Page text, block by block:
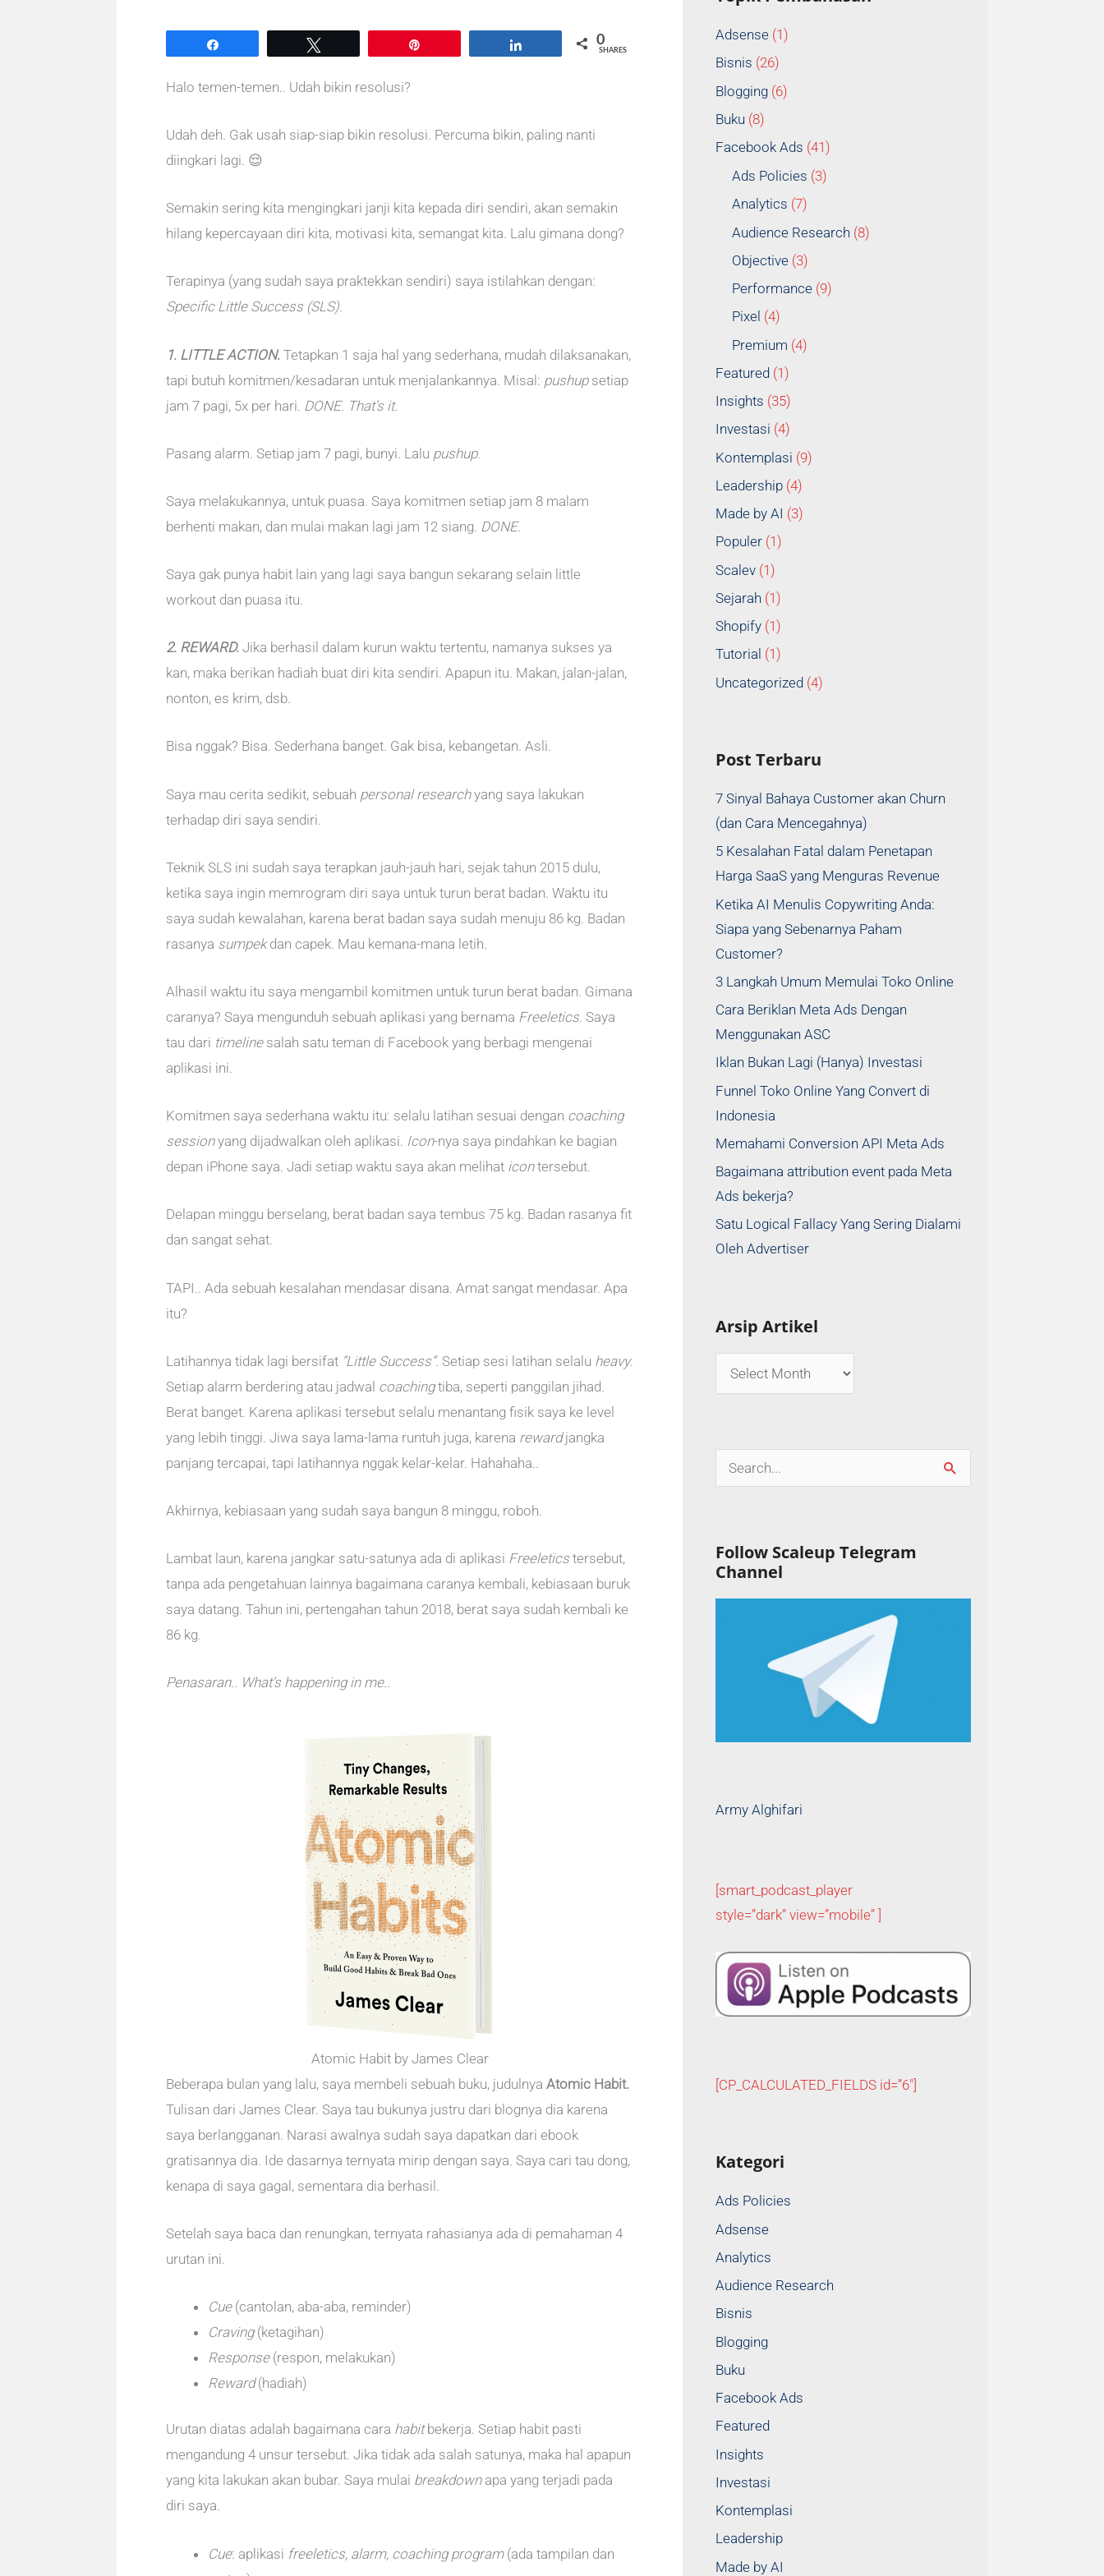
0
SHARES
Halo temen-temen.. Udah bikin resolusi?
Udah deh. Gak usah siap-siap bikin resolusi. Percuma bikin, paling nanti
diingkari lagi. 😌
Semakin sering kita mengingkari janji kita kepada diri sendiri, akan semakin
hilang kepercayaan diri kita, motivasi kita, semangat kita. Lalu gimana dong?
Terapinya (yang sudah saya praktekkan sendiri) saya istilahkan dengan:
Specific Little Success (SLS).
1. LITTLE ACTION. Tetapkan 1 saja hal yang sederhana, mudah dilaksanakan,
tapi butuh komitmen/kesadaran untuk menjalankannya. Misal: pushupsetiap
jam 7 pagi, 5x per hari. DONE. That’s it.
Pasang alarm. Setiap jam 7 pagi, bunyi. Lalu pushup.
Saya melakukannya, untuk puasa. Saya komitmen setiap jam 8 malam
berhenti makan, dan mulai makan lagi jam 12 siang. DONE.
Saya gak punya habit lain yang lagi saya bangun sekarang selain little
workout dan puasa itu.
2. REWARD. Jika berhasil dalam kurun waktu tertentu, namanya sukses ya
kan, maka berikan hadiah buat diri kita sendiri. Apapun itu. Makan, jalan-jalan,
nonton, es krim, dsb.
Bisa nggak? Bisa. Sederhana banget. Gak bisa, kebangetan. Asli.
Saya mau cerita sedikit, sebuah personal researchyang saya lakukan
terhadap diri saya sendiri.
Teknik SLS ini sudah saya terapkan jauh-jauh hari, sejak tahun 2015 dulu,
ketika saya ingin memrogram diri saya untuk turun berat badan. Waktu itu
saya sudah kewalahan, karena berat badan saya sudah menuju 86 kg. Badan
rasanya sumpekdan capek. Mau kemana-mana letih.
Alhasil waktu itu saya mengambil komitmen untuk turun berat badan. Gimana
caranya? Saya mengunduh sebuah aplikasi yang bernama Freeletics. Saya
tau dari timelinesalah satu teman di Facebook yang berbagi mengenai
aplikasi ini.
Komitmen saya sederhana waktu itu: selalu latihan sesuai dengan coaching
sessionyang dijadwalkan oleh aplikasi. Icon-nya saya pindahkan ke bagian
depan iPhone saya. Jadi setiap waktu saya akan melihat icontersebut.
Delapan minggu berselang, berat badan saya tembus 75 kg. Badan rasanya fit
dan sangat sehat.
TAPI.. Ada sebuah kesalahan mendasar disana. Amat sangat mendasar. Apa
itu?
Latihannya tidak lagi bersifat “Little Success”. Setiap sesi latihan selalu heavy.
Setiap alarm berdering atau jadwal coachingtiba, seperti panggilan jihad.
Berat banget. Karena aplikasi tersebut selalu menantang fisik saya ke level
yang lebih tinggi. Jiwa saya lama-lama runtuh juga, karena rewardjangka
panjang tercapai, tapi latihannya nggak kelar-kelar. Hahahaha..
Akhirnya, kebiasaan yang sudah saya bangun 8 minggu, roboh.
Lambat laun, karena jangkar satu-satunya ada di aplikasi Freeleticstersebut,
tanpa ada pengetahuan lainnya bagaimana caranya kembali, kebiasaan buruk
saya datang. Tahun ini, pertengahan tahun 2018, berat saya sudah kembali ke
86 kg.
Penasaran.. What’s happening in me..
Atomic Habit by James Clear
Beberapa bulan yang lalu, saya membeli sebuah buku, judulnya Atomic Habit.
Tulisan dari James Clear. Saya tau bukunya justru dari blognya dia karena
saya berlangganan. Narasi awalnya sudah saya dapatkan dari ebook
gratisannya dia. Ide dasarnya ternyata mirip dengan saya. Saya cari tau dong,
kenapa di saya gagal, sementara dia berhasil.
Setelah saya baca dan renungkan, ternyata rahasianya ada di pemahaman 4
urutan ini.
Cue(cantolan, aba-aba, reminder)
Craving(ketagihan)
Response(respon, melakukan)
Reward(hadiah)
Urutan diatas adalah bagaimana cara habitbekerja. Setiap habit pasti
mengandung 4 unsur tersebut. Jika tidak ada salah satunya, maka hal apapun
yang kita lakukan akan bubar. Saya mulai breakdownapa yang terjadi pada
diri saya.
Cue: aplikasi freeletics, alarm, coaching program(ada tampilan dan
Adsense (1)
Bisnis (26)
Blogging (6)
Buku (8)
Facebook Ads (41)
Ads Policies (3)
Analytics (7)
Audience Research (8)
Objective (3)
Performance (9)
Pixel (4)
Premium (4)
Featured (1)
Insights (35)
Investasi (4)
Kontemplasi (9)
Leadership (4)
Made by AI (3)
Populer (1)
Scalev (1)
Sejarah (1)
Shopify (1)
Tutorial (1)
Uncategorized (4)
Post Terbaru
7 Sinyal Bahaya Customer akan Churn
(dan Cara Mencegahnya)
5 Kesalahan Fatal dalam Penetapan
Harga SaaS yang Menguras Revenue
Ketika AI Menulis Copywriting Anda:
Siapa yang Sebenarnya Paham
Customer?
3 Langkah Umum Memulai Toko Online
Cara Beriklan Meta Ads Dengan
Menggunakan ASC
Iklan Bukan Lagi (Hanya) Investasi
Funnel Toko Online Yang Convert di
Indonesia
Memahami Conversion API Meta Ads
Bagaimana attribution event pada Meta
Ads bekerja?
Satu Logical Fallacy Yang Sering Dialami
Oleh Advertiser
Arsip Artikel
r
c
h
Follow Scaleup Telegram
Channel
Army Alghifari
[smart_podcast_player
style=”dark” view=”mobile” ]
[CP_CALCULATED_FIELDS id=”6″]
Kategori
Ads Policies
Adsense
Analytics
Audience Research
Bisnis
Blogging
Buku
Facebook Ads
Featured
Insights
Investasi
Kontemplasi
Leadership
Made by AI